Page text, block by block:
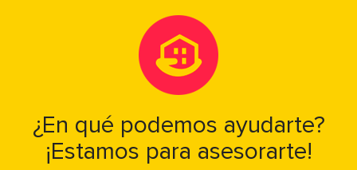
¿En qué podemos ayudarte?
¡Estamos para asesorarte!